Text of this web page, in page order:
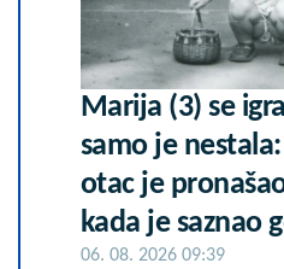
Marija (3) se
samo je
otac je
kada je saznao
06. 08. 2026 09:39